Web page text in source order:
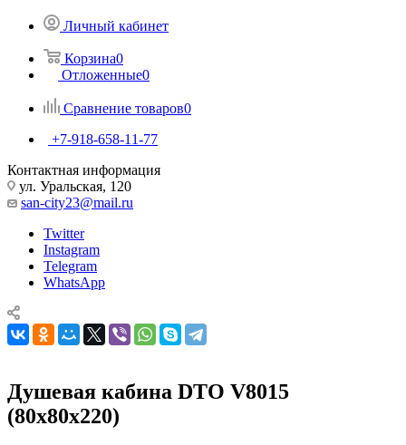
Личный кабинет
Корзина0
Отложенные0
Сравнение товаров0
+7-918-658-11-77
Контактная информация
ул. Уральская, 120
san-city23@mail.ru
Twitter
Instagram
Telegram
WhatsApp
Душевая кабина DTO V8015
(80х80х220)